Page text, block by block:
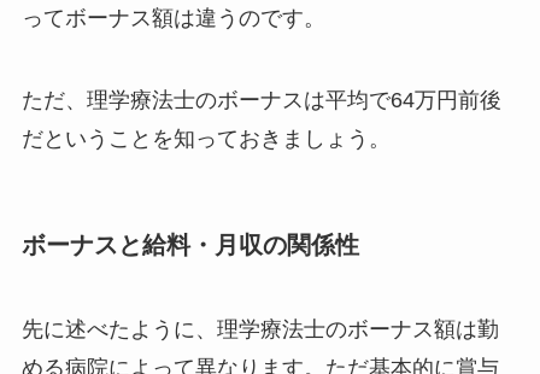
ってボーナス額は違うのです。
ただ、理学療法士のボーナスは平均で64万円前後
だということを知っておきましょう。
ボーナスと給料・月収の関係性
先に述べたように、理学療法士のボーナス額は勤
める病院によって異なります。ただ基本的に賞与